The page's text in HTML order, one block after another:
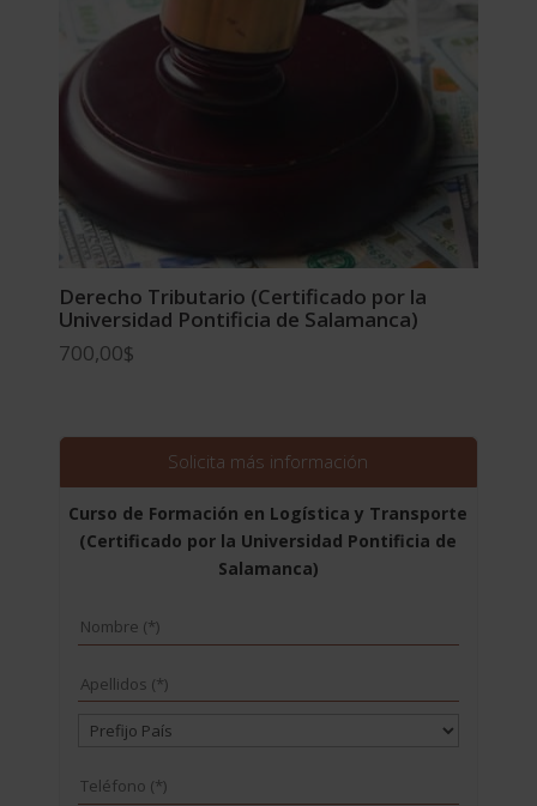
Derecho Tributario (Certificado por la
Universidad Pontificia de Salamanca)
700,00$
Solicita más información
Curso de Formación en Logística y Transporte
(Certificado por la Universidad Pontificia de
Salamanca)